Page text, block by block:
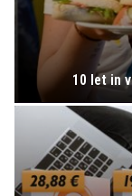
10 let in